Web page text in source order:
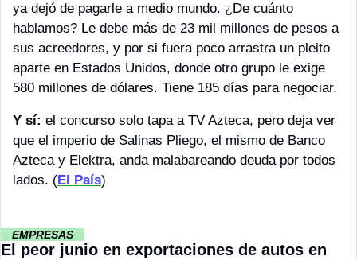
ya dejó de pagarle a medio mundo. ¿De cuánto
hablamos? Le debe más de 23 mil millones de pesos a
sus acreedores, y por si fuera poco arrastra un pleito
aparte en Estados Unidos, donde otro grupo le exige
580 millones de dólares. Tiene 185 días para negociar.
Y sí: el concurso solo tapa a TV Azteca, pero deja ver
que el imperio de Salinas Pliego, el mismo de Banco
Azteca y Elektra, anda malabareando deuda por todos
lados. (El País)
EMPRESAS
El peor junio en exportaciones de autos en